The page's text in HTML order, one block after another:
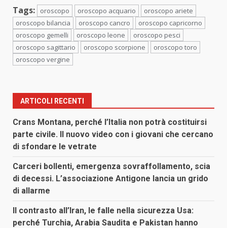
Tags:
oroscopo oroscopo acquario
oroscopo ariete
oroscopo bilancia
oroscopo cancro
oroscopo capricorno
oroscopo gemelli
oroscopo leone
oroscopo pesci
oroscopo sagittario
oroscopo scorpione
oroscopo toro
oroscopo vergine
ARTICOLI RECENTI
Crans Montana, perché l’Italia non potrà costituirsi
parte civile. Il nuovo video con i giovani che cercano
di sfondare le vetrate
Carceri bollenti, emergenza sovraffollamento, scia
di decessi. L’associazione Antigone lancia un grido
di allarme
Il contrasto all’Iran, le falle nella sicurezza Usa:
perché Turchia, Arabia Saudita e Pakistan hanno